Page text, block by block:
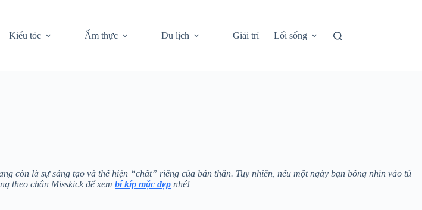
Kiểu tóc Ẩm thực Du lịch Giải trí Lối sống
còn là sự sáng tạo và thể hiện “chất” riêng của bản thân. Tuy nhiên, nếu một ngày bạn bỗng nhìn vào tủ
theo chân Misskick để xem bí kíp mặc đẹp nhé!